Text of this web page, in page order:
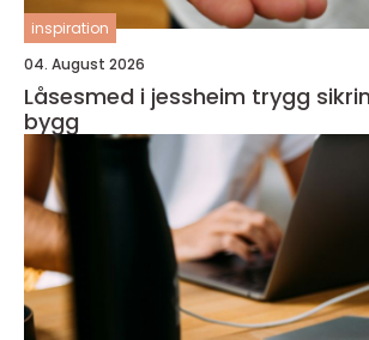
inspiration
04. August 2026
Låsesmed i jessheim trygg sikring av bolig og
bygg